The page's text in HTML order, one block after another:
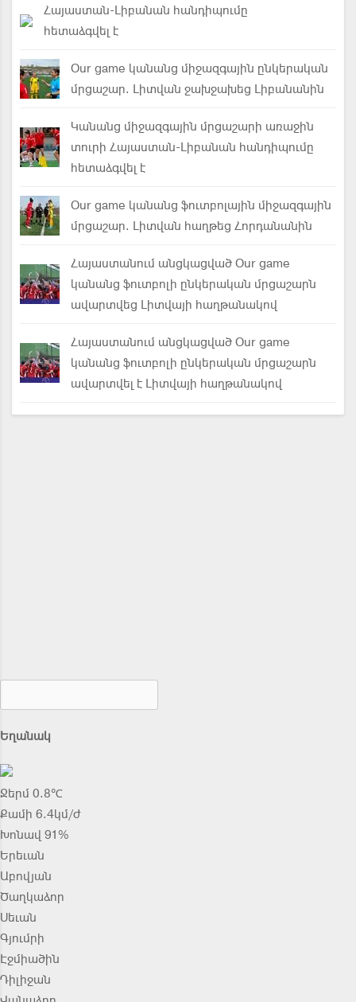
Հայաստան-Լիբանան հանդիպումը
հետաձգվել է
Our game կանանց միջազգային ընկերական
մրցաշար. Լիտվան ջախջախեց Լիբանանին
Կանանց միջազգային մրցաշարի առաջին
տուրի Հայաստան-Լիբանան հանդիպումը
հետաձգվել է
Our game կանանց ֆուտբոլային միջազգային
մրցաշար. Լիտվան հաղթեց Հորդանանին
Հայաստանում անցկացված Our game
կանանց ֆուտբոլի ընկերական մրցաշարն
ավարտվեց Լիտվայի հաղթանակով
Հայաստանում անցկացված Our game
կանանց ֆուտբոլի ընկերական մրցաշարն
ավարտվել է Լիտվայի հաղթանակով
Եղանակ
Ջերմ 0.8℃
Քամի 6.4կմ/ժ
Խոնավ 91%
Երեւան
Աբովյան
Ծաղկաձոր
Սեւան
Գյումրի
Էջմիածին
Դիլիջան